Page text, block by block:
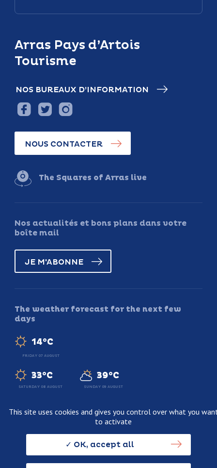
Arras Pays d’Artois
Tourisme
NOS BUREAUX D’INFORMATION
NOUS CONTACTER
The Squares of Arras live
Nos actualités et bons plans dans votre
boîte mail
JE M'ABONNE
The weather forecast for the next few
days
14°C
FRIDAY 07 AUGUST
33°C
SATURDAY 08 AUGUST
39°C
SUNDAY 09 AUGUST
Personnal data usage policy
This site uses cookies and gives you control over what you
to activate
OK, accept all